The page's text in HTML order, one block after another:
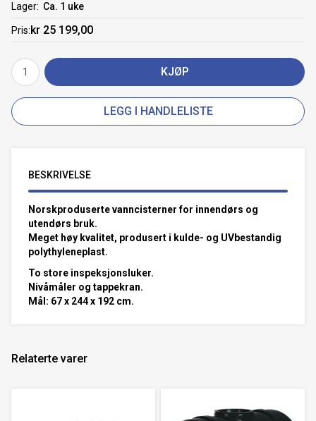
Lager
Ca. 1 uke
Pris kr 25 199,00
KJØP
LEGG I HANDLELISTE
BESKRIVELSE
Norskproduserte vanncisterner for innendørs og
utendørs bruk.
Meget høy kvalitet, produsert i kulde- og UVbestandig
polythyleneplast.
To store inspeksjonsluker.
Nivåmåler og tappekran.
Mål: 67 x 244 x 192 cm.
Relaterte varer